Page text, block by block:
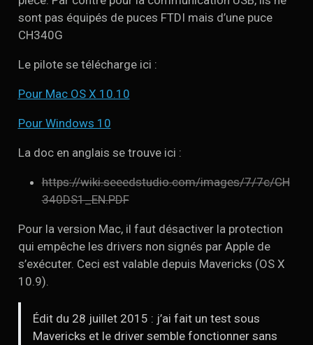
sont pas équipés de puces FTDI mais d’une puce
CH340G
Le pilote se télécharge ici :
Pour Mac OS X 10.10
Pour Windows 10
La doc en anglais se trouve ici :
https://wiki.seeedstudio.com/images/7/7c/CH
340DS1_EN.PDF
Pour la version Mac, il faut désactiver la protection
qui empêche les drivers non signés par Apple de
s’exécuter. Ceci est valable depuis Mavericks (OS X
10.9).
Édit du 28 juillet 2015 : j’ai fait un test sous
Mavericks et le driver semble fonctionner sans